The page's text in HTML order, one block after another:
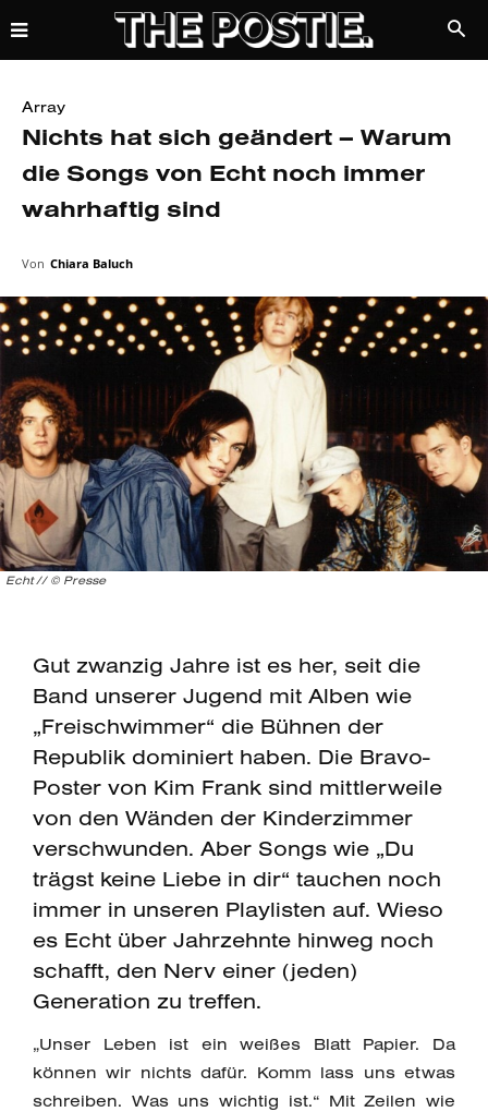
Array
Nichts hat sich geändert – Warum
die Songs von Echt noch immer
wahrhaftig sind
Von Chiara Baluch
Echt // © Presse
Gut zwanzig Jahre ist es her, seit die
Band unserer Jugend mit Alben wie
„Freischwimmer“ die Bühnen der
Republik dominiert haben. Die Bravo-
Poster von Kim Frank sind mittlerweile
von den Wänden der Kinderzimmer
verschwunden. Aber Songs wie „Du
trägst keine Liebe in dir“ tauchen noch
immer in unseren Playlisten auf. Wieso
es Echt über Jahrzehnte hinweg noch
schafft, den Nerv einer (jeden)
Generation zu treffen.
„Unser Leben ist ein weißes Blatt Papier. Da
können wir nichts dafür. Komm lass uns etwas
schreiben. Was uns wichtig ist.“ Mit Zeilen wie